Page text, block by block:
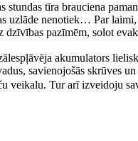
tīra brauciena
uzlāde nenotiek… Par
pazīmēm, solot
akumulators
savienojošās skrūves
Tur arī izveidoju